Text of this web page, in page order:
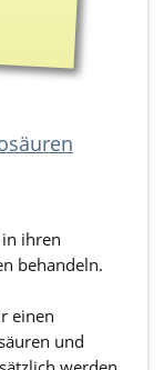
ihren
behandeln.
einen
und